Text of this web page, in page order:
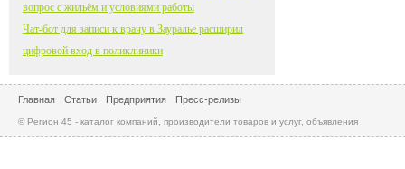
вопрос с жильём и условиями работы
Чат-бот для записи к врачу в Зауралье расширил
цифровой вход в поликлиники
Главная Статьи Предприятия Пресс-релизы
© Регион 45 - каталог компаний, производители товаров и услуг, объявления